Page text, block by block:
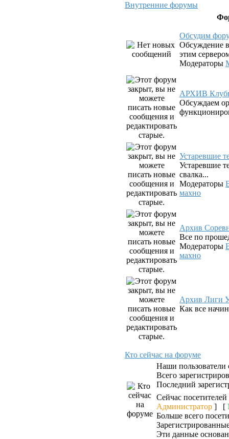
Внутренние форумы
Обсудим
Обсуждение
этим
Модераторы
АРХИВ
Обсуждаем
Устаревшие
Устаревшие
свалка...
Модераторы
махно
Архив
Все по
Модераторы
махно
Архив Лиги
Как все
Кто сейчас на форуме
Наши
Всего
Последний
Сейчас
Администратор ] [
Больше всего
Эти данные